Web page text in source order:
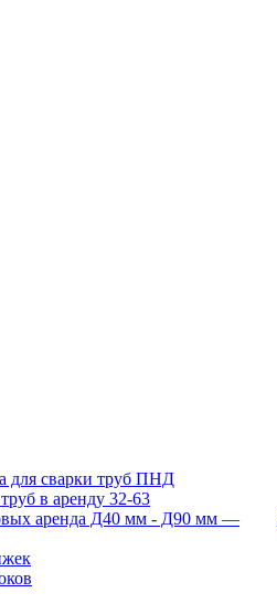
для сварки труб ПНД
в аренду 32-63
аренда Д40 мм - Д90 мм —